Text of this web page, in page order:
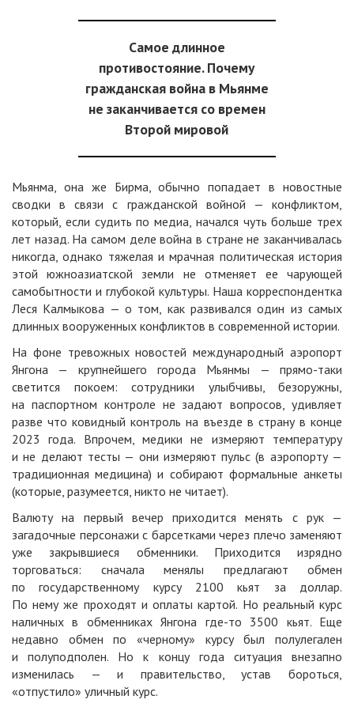
Самое длинное
противостояние. Почему
гражданская война в Мьянме
не заканчивается со времен
Второй мировой
Мьянма, она же Бирма, обычно попадает в новостные
сводки в связи с гражданской войной — конфликтом,
который, если судить по медиа, начался чуть больше трех
лет назад. На самом деле война в стране не заканчивалась
никогда, однако тяжелая и мрачная политическая история
этой южноазиатской земли не отменяет ее чарующей
самобытности и глубокой культуры. Наша корреспондентка
Леся Калмыкова — о том, как развивался один из самых
длинных вооруженных конфликтов в современной истории.
На фоне тревожных новостей международный аэропорт
Янгона — крупнейшего города Мьянмы — прямо-таки
светится покоем: сотрудники улыбчивы, безоружны,
на паспортном контроле не задают вопросов, удивляет
разве что ковидный контроль на въезде в страну в конце
2023 года. Впрочем, медики не измеряют температуру
и не делают тесты — они измеряют пульс (в аэропорту —
традиционная медицина) и собирают формальные анкеты
(которые, разумеется, никто не читает).
Валюту на первый вечер приходится менять с рук —
загадочные персонажи с барсетками через плечо заменяют
уже закрывшиеся обменники. Приходится изрядно
торговаться: сначала менялы предлагают обмен
по государственному курсу 2100 кьят за доллар.
По нему же проходят и оплаты картой. Но реальный курс
наличных в обменниках Янгона где-то 3500 кьят. Еще
недавно обмен по «черному» курсу был полулегален
и полуподполен. Но к концу года ситуация внезапно
изменилась — и правительство, устав бороться,
«отпустило» уличный курс.